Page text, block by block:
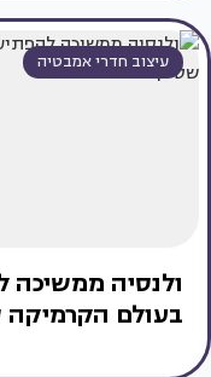
עיצוב חדרי אמבטיה
ולנסיה ממשיכה
בעולם הקרמיקה